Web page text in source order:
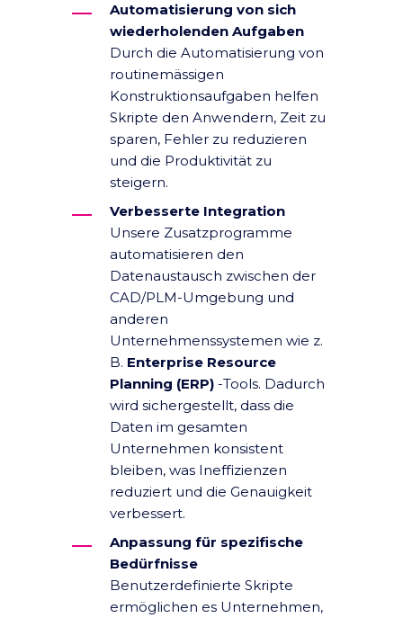
Automatisierung von sich
wiederholenden Aufgaben
Durch die Automatisierung von
routinemässigen
Konstruktionsaufgaben helfen
Skripte den Anwendern, Zeit zu
sparen, Fehler zu reduzieren
und die Produktivität zu
steigern.
Verbesserte Integration
Unsere Zusatzprogramme
automatisieren den
Datenaustausch zwischen der
CAD/PLM-Umgebung und
anderen
Unternehmenssystemen wie z.
B. Enterprise Resource
Planning (ERP) -Tools. Dadurch
wird sichergestellt, dass die
Daten im gesamten
Unternehmen konsistent
bleiben, was Ineffizienzen
reduziert und die Genauigkeit
verbessert.
Anpassung für spezifische
Bedürfnisse
Benutzerdefinierte Skripte
ermöglichen es Unternehmen,